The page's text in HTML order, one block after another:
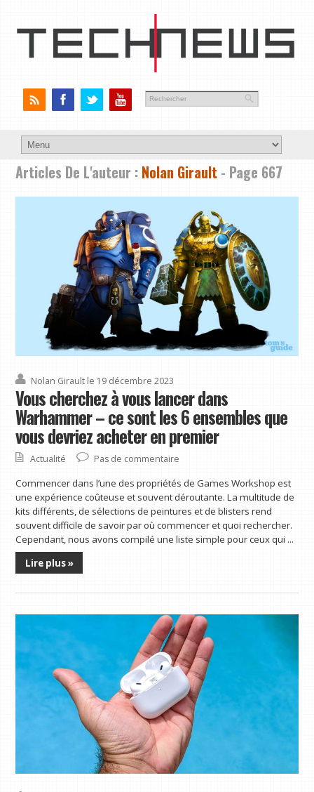
Articles De L'auteur : Nolan Girault - Page 667
Nolan Girault le 19 décembre 2023
Vous cherchez à vous lancer dans
Warhammer – ce sont les 6 ensembles que
vous devriez acheter en premier
Actualité Pas de commentaire
Commencer dans l’une des propriétés de Games Workshop est
une expérience coûteuse et souvent déroutante. La multitude de
kits différents, de sélections de peintures et de blisters rend
souvent difficile de savoir par où commencer et quoi rechercher.
Cependant, nous avons compilé une liste simple pour ceux qui ...
Lire plus »